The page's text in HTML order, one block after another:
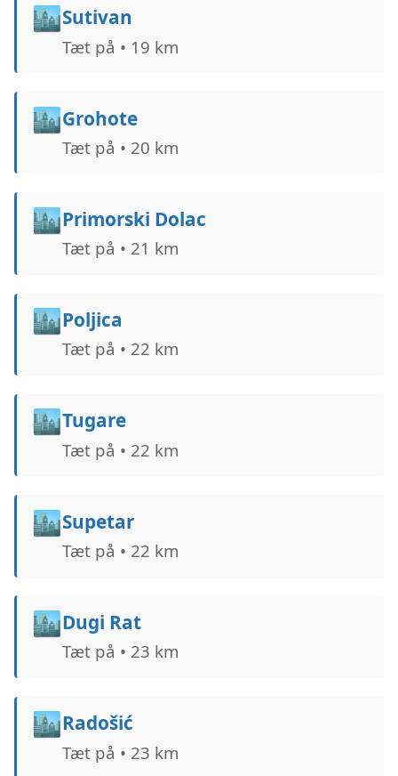
🏙️Sutivan
Tæt på • 19 km
🏙️Grohote
Tæt på • 20 km
🏙️Primorski Dolac
Tæt på • 21 km
🏙️Poljica
Tæt på • 22 km
🏙️Tugare
Tæt på • 22 km
🏙️Supetar
Tæt på • 22 km
🏙️Dugi Rat
Tæt på • 23 km
🏙️Radošić
Tæt på • 23 km